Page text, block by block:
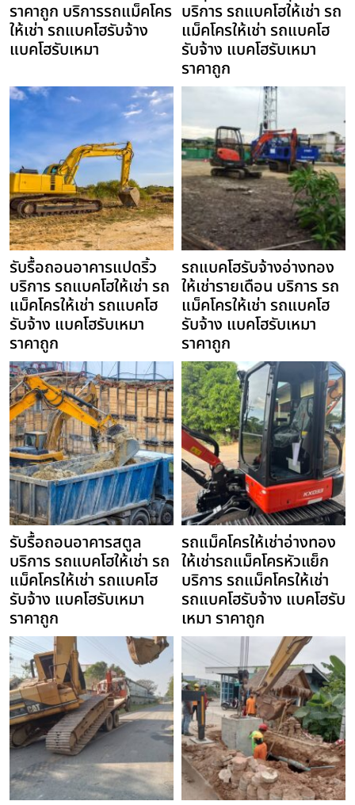
ราคาถูก บริการรถแม็คโคร
ให้เช่า รถแบคโฮรับจ้าง
แบคโฮรับเหมา
บริการ รถแบคโฮให้เช่า รถ
แม็คโครให้เช่า รถแบคโฮ
รับจ้าง แบคโฮรับเหมา
ราคาถูก
รับรื้อถอนอาคารแปดริ้ว
บริการ รถแบคโฮให้เช่า รถ
แม็คโครให้เช่า รถแบคโฮ
รับจ้าง แบคโฮรับเหมา
ราคาถูก
รถแบคโฮรับจ้างอ่างทอง
ให้เช่ารายเดือน บริการ รถ
แม็คโครให้เช่า รถแบคโฮ
รับจ้าง แบคโฮรับเหมา
ราคาถูก
รับรื้อถอนอาคารสตูล
บริการ รถแบคโฮให้เช่า รถ
แม็คโครให้เช่า รถแบคโฮ
รับจ้าง แบคโฮรับเหมา
ราคาถูก
รถแม็คโครให้เช่าอ่างทอง
ให้เช่ารถแม็คโครหัวแย็ก
บริการ รถแม็คโครให้เช่า
รถแบคโฮรับจ้าง แบคโฮรับ
เหมา ราคาถูก